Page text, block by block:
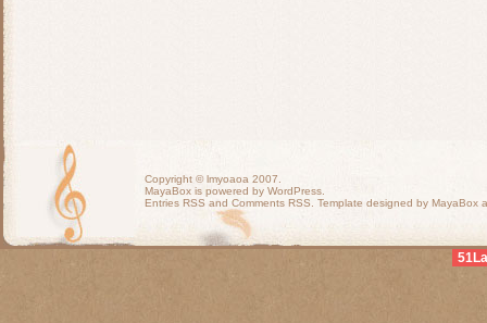
Copyright ©lmyoaoa 2007.
MayaBox is powered by WordPress.
Entries RSS and Comments RSS . Template designed by MayaBox
51La